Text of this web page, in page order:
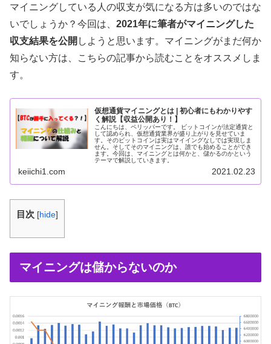
マイニングしている人の収支が気になる方は多いのではな
いでしょうか？今回は、 2021年に筆者がマイニングした
収支結果を公開 しようと思います。マイニングがまだ何か
知らない方は、こちらの記事から読むことをオススメしま
す。
仮想通貨マイニングとは | 初心者にもわかりやす
く解説【収益公開あり！】
こんにちは、ペリッパーです。 ビットコインが法定通貨と
して認められ、仮想通貨業界が盛り上がりを見せていま
す。そのビットコインは実はマイイングなしでは実現しま
せん。そしてそのマイニングは、誰でも始めることができ
ます。今回は、マイニングとは何かと、儲かるのかという
テーマで解説していきます。
keiichi1.com 2021.02.23
目次 [hide]
マイニングは儲からないのか